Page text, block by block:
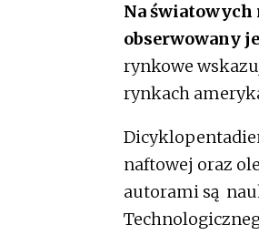
Na światowych
obserwowany
rynkowe
rynkach
naftowej oraz
autorami są